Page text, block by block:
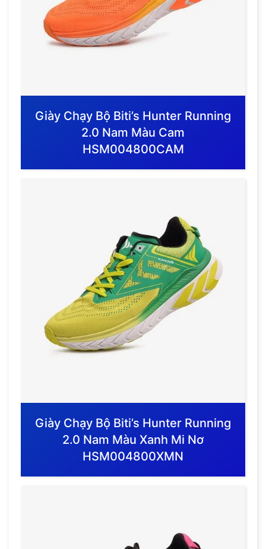
Giày Chạy Bộ Biti’s Hunter Running
2.0 Nam Màu Cam
HSM004800CAM
Giày Chạy Bộ Biti’s Hunter Running
2.0 Nam Màu Xanh Mi Nơ
HSM004800XMN